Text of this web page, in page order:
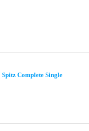
Complete Single